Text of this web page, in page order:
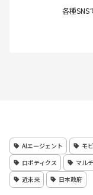
各種SNS
AIエージェント モ
ロボティクス
マル
近未来
日本政府